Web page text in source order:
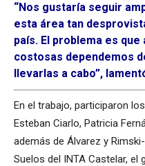
“Nos gustaría seguir
esta área tan
país. El problema es
costosas dependemos
llevarlas a cabo”,
En el trabajo, participaron
Esteban Ciarlo, Patricia
además de Álvarez y
Suelos del INTA Castelar,